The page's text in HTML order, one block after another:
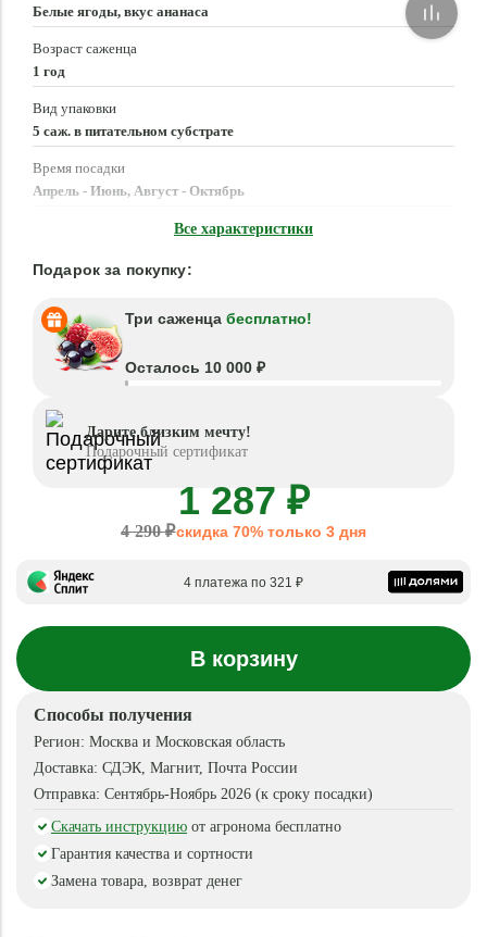
Белые ягоды, вкус ананаса
Возраст саженца
1 год
Вид упаковки
5 саж. в питательном субстрате
Время посадки
Апрель - Июнь, Август - Октябрь
Все характеристики
Подарок за покупку:
Три саженца бесплатно!
Осталось 10 000 ₽
Дарите близким мечту!
Подарочный сертификат
1 287 ₽
4 290 ₽скидка 70% только 3 дня
4 платежа по 321 ₽
В корзину
Способы получения
Регион: Москва и Московская область
Доставка: СДЭК, Магнит, Почта России
Отправка: Сентябрь-Ноябрь 2026 (к сроку посадки)
Скачать инструкцию от агронома бесплатно
Гарантия качества и сортности
Замена товара, возврат денег